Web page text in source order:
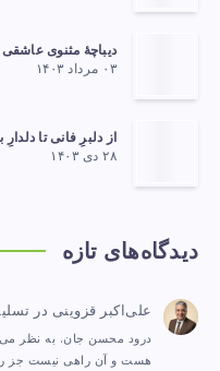
دیباچهٔ مثنوی عاشقی
۰۳ مرداد ۱۴۰۳
از دلبرِ فانی تا
۲۸ دی ۱۴۰۳
دیدگاه‌های تازه
علی‌اکبر قزوینی در
درود محسن جان. به نظر
هست و آن راهی نیست جز